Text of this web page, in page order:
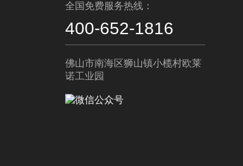
全国免费服务热线：
400-652-1816
佛山市南海区狮山镇小榄村欧莱
诺工业园